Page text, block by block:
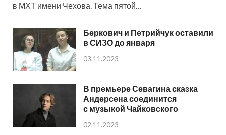
в МХТ имени Чехова. Тема пятой…
Беркович и Петрийчук оставили
в СИЗО до января
03.11.2023
В премьере Севагина сказка
Андерсена соединится
с музыкой Чайковского
02.11.2023